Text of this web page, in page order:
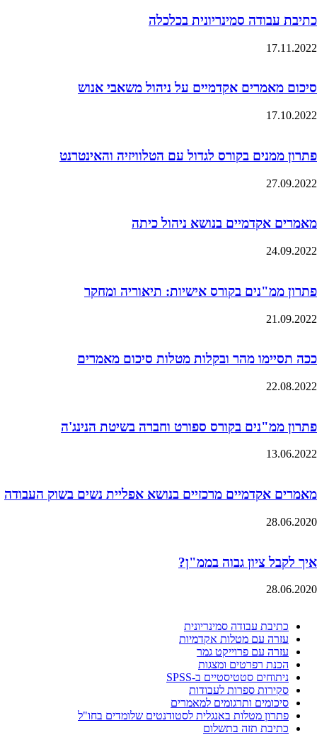
כתיבת עבודה סמינריונית בכלכלה
17.11.2022
סיכום מאמרים אקדמיים על ניהול משאבי אנוש
17.10.2022
פתרון ממנים בקורס לגדול עם הטלוויזיה והאינטרנט
27.09.2022
מאמרים אקדמיים בנושא ניהול כיתה
24.09.2022
פתרון ממ"נים בקורס אישיות: תיאוריה ומחקר
21.09.2022
ככה תסיימו מהר ובקלות מטלות סיכום מאמרים
22.08.2022
פתרון ממ"נים בקורס ספורט וחברה בשיטת הנינג'ה
13.06.2022
מאמרים אקדמיים מרכזיים בנושא אפליית נשים בשוק העבודה
28.06.2020
איך לקבל ציון גבוה בממ"ן?
28.06.2020
כתיבת עבודה סמינריונית
עזרה עם מטלות אקדמיות
עזרה עם פרוייקט גמר
הכנת רפרטים ומצגות
ניתוחים סטטיסטיים ב-SPSS
סקירות ספרות לעבודות
סיכומים ותרגומים למאמרים
פתרון מטלות באנגלית לסטודנטים שלומדים בחו"ל
כתיבת תזה בתשלום